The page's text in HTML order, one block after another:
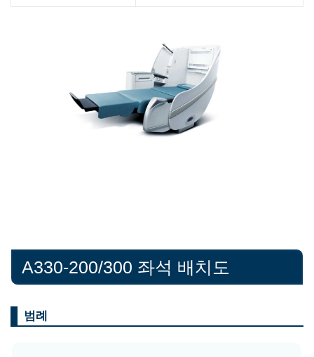
A330-200/300 좌석 배치도
범례